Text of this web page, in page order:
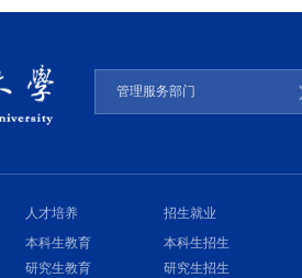
管理服务部门
人才培养
本科生教育
研究生教育
招生就业
本科生招生
研究生招生